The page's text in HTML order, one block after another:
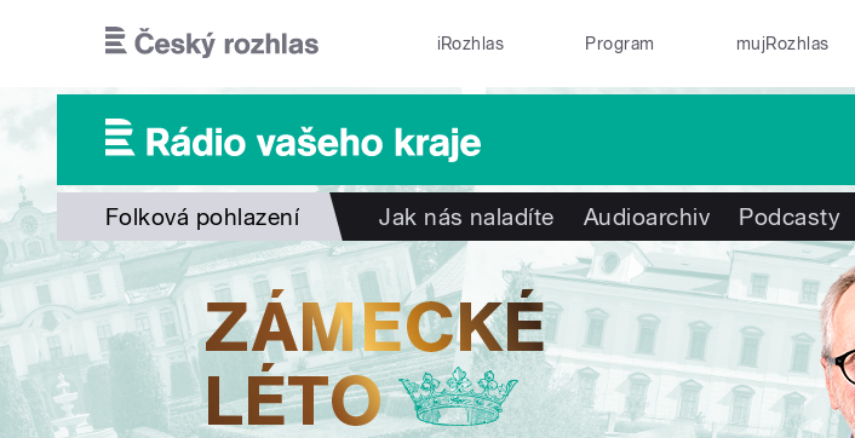
iRozhlas Program mujRozhlas
Folková pohlazení Jak nás naladíte Audioarchiv Podcasty